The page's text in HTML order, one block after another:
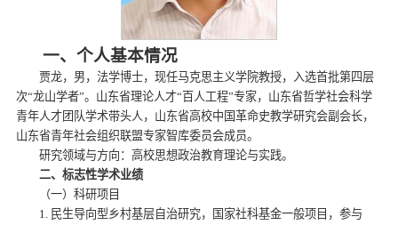
一、个人基本情况
贾龙，男，法学博士，现任马克思主义学院教授，入选首批第四层
次“龙山学者”。山东省理论人才“百人工程”专家，山东省哲学社会科学
青年人才团队学术带头人，山东省高校中国革命史教学研究会副会长，
山东省青年社会组织联盟专家智库委员会成员。
研究领域与方向：高校思想政治教育理论与实践。
二、标志性学术业绩
（一）科研项目
1. 民生导向型乡村基层自治研究，国家社科基金一般项目，参与